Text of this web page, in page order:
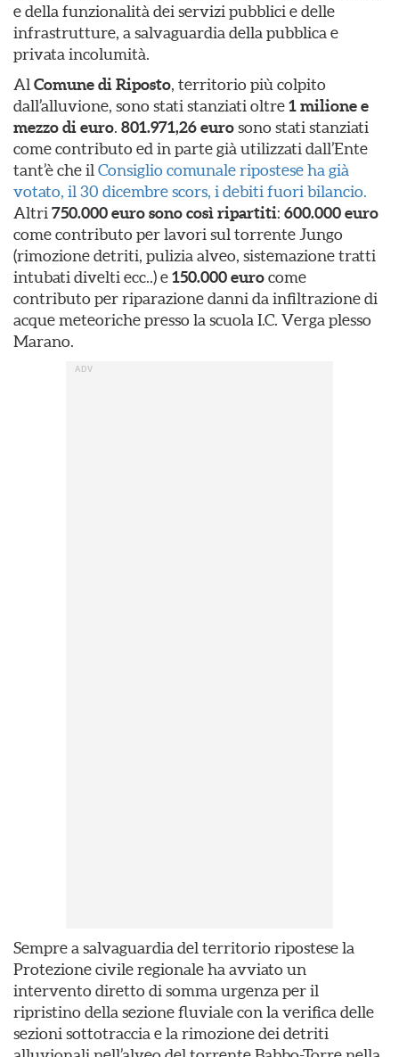
e della funzionalità dei servizi pubblici e delle
infrastrutture, a salvaguardia della pubblica e
privata incolumità.
Al Comune di Riposto, territorio più colpito
dall’alluvione, sono stati stanziati oltre1 milione e
mezzo di euro. 801.971,26 eurosono stati stanziati
come contributo ed in parte già utilizzati dall’Ente
tant’è che il Consiglio comunale ripostese ha già
votato, il 30 dicembre scors, i debiti fuori bilancio.
Altri 750.000 euro sono così ripartiti: 600.000euro
come contributo per lavori sul torrente Jungo
(rimozione detriti, pulizia alveo, sistemazione tratti
intubati divelti ecc..) e150.000 eurocome
contributo per riparazione danni da infiltrazione di
acque meteoriche presso la scuola I.C. Verga plesso
Marano.
Sempre a salvaguardia del territorio ripostese la
Protezione civile regionale ha avviato un
intervento diretto di somma urgenza per il
ripristino della sezione fluviale con la verifica delle
sezioni sottotraccia e la rimozione dei detriti